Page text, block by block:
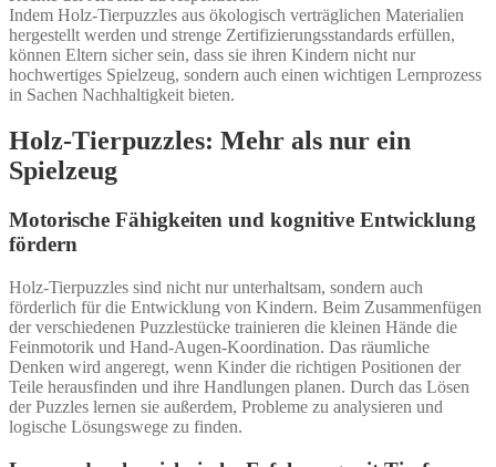
Indem Holz-Tierpuzzles aus ökologisch verträglichen Materialien
hergestellt werden und strenge Zertifizierungsstandards erfüllen,
können Eltern sicher sein, dass sie ihren Kindern nicht nur
hochwertiges Spielzeug, sondern auch einen wichtigen Lernprozess
in Sachen Nachhaltigkeit bieten.
Holz-Tierpuzzles: Mehr als nur ein
Spielzeug
Motorische Fähigkeiten und kognitive Entwicklung
fördern
Holz-Tierpuzzles sind nicht nur unterhaltsam, sondern auch
förderlich für die Entwicklung von Kindern. Beim Zusammenfügen
der verschiedenen Puzzlestücke trainieren die kleinen Hände die
Feinmotorik und Hand-Augen-Koordination. Das räumliche
Denken wird angeregt, wenn Kinder die richtigen Positionen der
Teile herausfinden und ihre Handlungen planen. Durch das Lösen
der Puzzles lernen sie außerdem, Probleme zu analysieren und
logische Lösungswege zu finden.